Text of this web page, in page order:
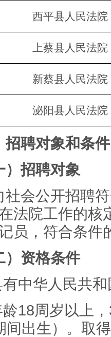
西平县人民法院
上蔡县人民法院
新蔡县人民法院
泌阳县人民法院
招聘对象和条件
）招聘对象
社会公开招聘
法院工作的核
员， 符合条件
）资格条件
中华人民共
18周岁以上，
间出生）。取